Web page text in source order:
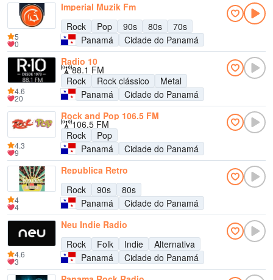
Imperial Muzik Fm
Rock
Pop 90s 80s
70s
Panamá
Cidade do Panamá
5
0
Radio 10
88.1 FM
Rock
Rock clássico
Metal
Panamá
Cidade do Panamá
4.6
20
Rock and Pop 106.5 FM
106.5 FM
Rock
Pop
Panamá
Cidade do Panamá
4.3
9
Republica Retro
Rock
90s
80s
Panamá
Cidade do Panamá
4
4
Neu Indie Radio
Rock
Folk Indie
Alternativa
Panamá
Cidade do Panamá
4.6
3